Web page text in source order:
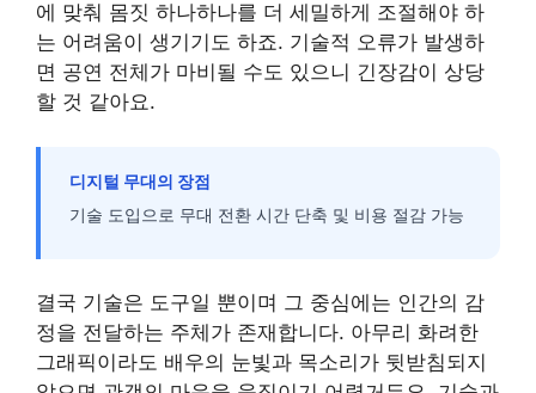
에 맞춰 몸짓 하나하나를 더 세밀하게 조절해야 하
는 어려움이 생기기도 하죠. 기술적 오류가 발생하
면 공연 전체가 마비될 수도 있으니 긴장감이 상당
할 것 같아요.
디지털 무대의 장점
기술 도입으로 무대 전환 시간 단축 및 비용 절감 가능
결국 기술은 도구일 뿐이며 그 중심에는 인간의 감
정을 전달하는 주체가 존재합니다. 아무리 화려한
그래픽이라도 배우의 눈빛과 목소리가 뒷받침되지